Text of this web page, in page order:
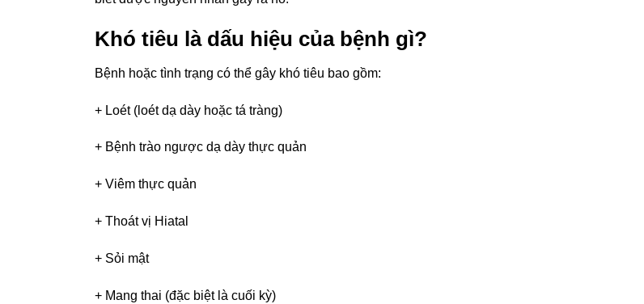
Khó tiêu là dấu hiệu của bệnh gì?
Bệnh hoặc tình trạng có thể gây khó tiêu bao gồm:
+ Loét (loét dạ dày hoặc tá tràng)
+ Bệnh trào ngược dạ dày thực quản
+ Viêm thực quản
+ Thoát vị Hiatal
+ Sỏi mật
+ Mang thai (đặc biệt là cuối kỳ)